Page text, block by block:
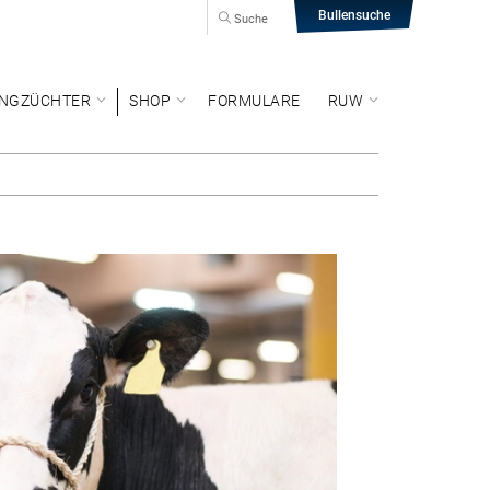
Bullensuche
Suche
SHOP FORMULARE RUW